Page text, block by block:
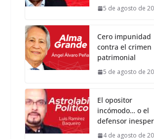
5 de agosto de
Cero impunidad
contra el crimen
patrimonial
5 de agosto de
El opositor
incómodo… o el
defensor
4 de agosto de